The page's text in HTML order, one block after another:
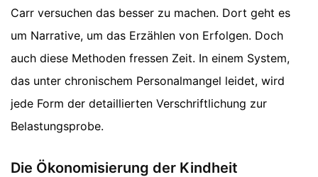
Carr versuchen das besser zu machen. Dort geht es
um Narrative, um das Erzählen von Erfolgen. Doch
auch diese Methoden fressen Zeit. In einem System,
das unter chronischem Personalmangel leidet, wird
jede Form der detaillierten Verschriftlichung zur
Belastungsprobe.
Die Ökonomisierung der Kindheit